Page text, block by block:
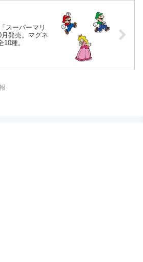
スーパーマリ
発売。マグネ
種。